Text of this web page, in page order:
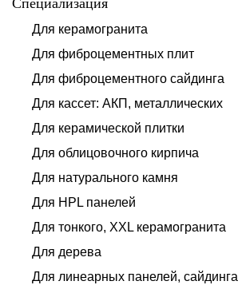
Для керамогранита
Для фиброцементных плит
Для фиброцементного сайдинга
Для кассет: АКП, металлических
Для керамической плитки
Для облицовочного кирпича
Для натурального камня
Для HPL панелей
Для тонкого, XXL керамогранита
Для дерева
Для линеарных панелей, сайдинга